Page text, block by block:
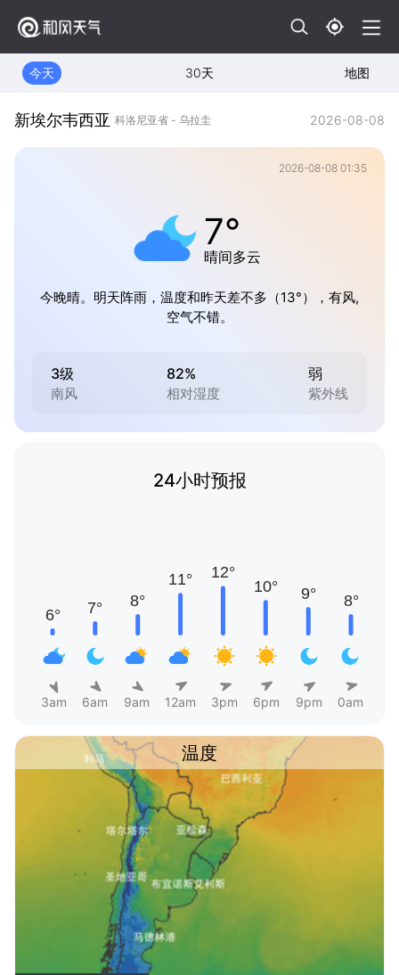
今天 30天 地图
新埃尔韦西亚 科洛尼亚省 - 乌拉圭 2026-08-08
2026-08-08 01:35
7°
晴间多云
今晚晴。明天阵雨，温度和昨天差不多（13°），有风,
空气不错。
3级
南风
82%
相对湿度
弱
紫外线
24小时预报
3am 6am 9am 12am 3pm 6pm 9pm 0am
温度